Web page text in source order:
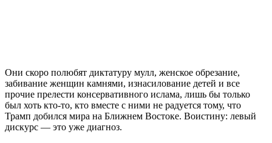
Они скоро полюбят диктатуру мулл, женское обрезание,
забивание женщин камнями, изнасилование детей и все
прочие прелести консервативного ислама, лишь бы только
был хоть кто-то, кто вместе с ними не радуется тому, что
Трамп добился мира на Ближнем Востоке. Воистину: левый
дискурс — это уже диагноз.